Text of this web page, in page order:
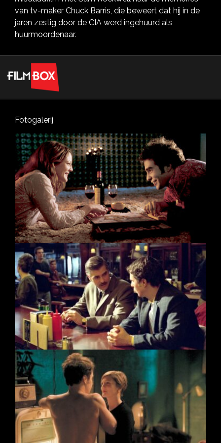
van tv-maker Chuck Barris, die beweert dat hij in de
jaren zestig door de CIA werd ingehuurd als
huurmoordenaar.
Fotogalerij